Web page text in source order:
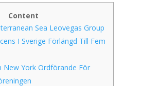
Content
Sea Leovegas Group
I Sverige Förlängd Till Fem
New York Ordförande För